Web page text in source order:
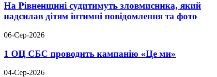
На Рівненщині судитимуть зловмисника, який
надсилав дітям інтимні повідомлення та фото
06-Сер-2026
1 ОЦ СБС проводить кампанію «Це ми»
04-Сер-2026